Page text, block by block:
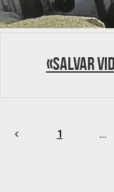
«Salvar
Paginación
1 …